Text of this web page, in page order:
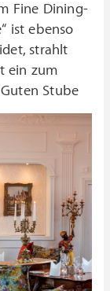
Fine Dining-
ist ebenso
strahlt
ein zum
Stube